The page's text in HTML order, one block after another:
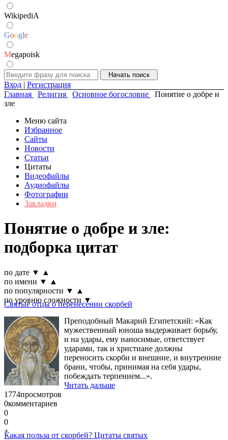
WikipediA
Google
Megapoisk
Вход | Регистрация
Главная
Религия Основное богословие
Понятие о добре и
зле
Меню сайта
Избранное
Сайты
Новости
Статьи
Цитаты
Видеофайлы
Аудиофайлы
Фотографии
Закладки
Понятие о добре и зле:
подборка цитат
по дате ▼
▲
по имени ▼
▲
по популярности ▼
▲
по уровню сложности ▼
Святые отцы о перенесении скорбей
Преподобный Макарий Египетский: «Как
мужественный юноша выдерживает борьбу,
и на удары, ему наносимые, ответствует
ударами, так и христиане должны
переносить скорби и внешние, и внутренние
брани, чтобы, принимая на себя удары,
побеждать терпением...».
Читать дальше
1774просмотров
0комментариев
0
0
+
Какая польза от скорбей? Цитаты святых